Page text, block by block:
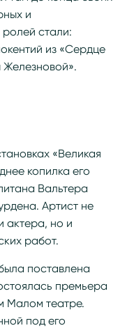
и
стали:
из «Сердце
Железновой».
«Великая
копилка его
Вальтера
Артист не
актера, но и
работ.
поставлена
премьера
Малом театре.
под его